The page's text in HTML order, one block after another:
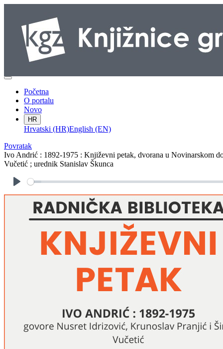
Početna
O portalu
Novo
HR
Hrvatski (HR)English (EN)
Povratak
Ivo Andrić : 1892-1975 : Književni petak, dvorana u Novinarskom
Vučetić ; urednik Stanislav Škunca